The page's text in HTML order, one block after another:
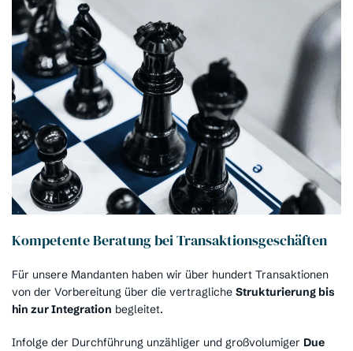
Kompetente Beratung bei Transaktionsgeschäften
Für unsere Mandanten haben wir über hundert Transaktionen
von der Vorbereitung über die vertragliche Strukturierung bis
hin zur Integration begleitet.
Infolge der Durchführung unzähliger und großvolumiger Due